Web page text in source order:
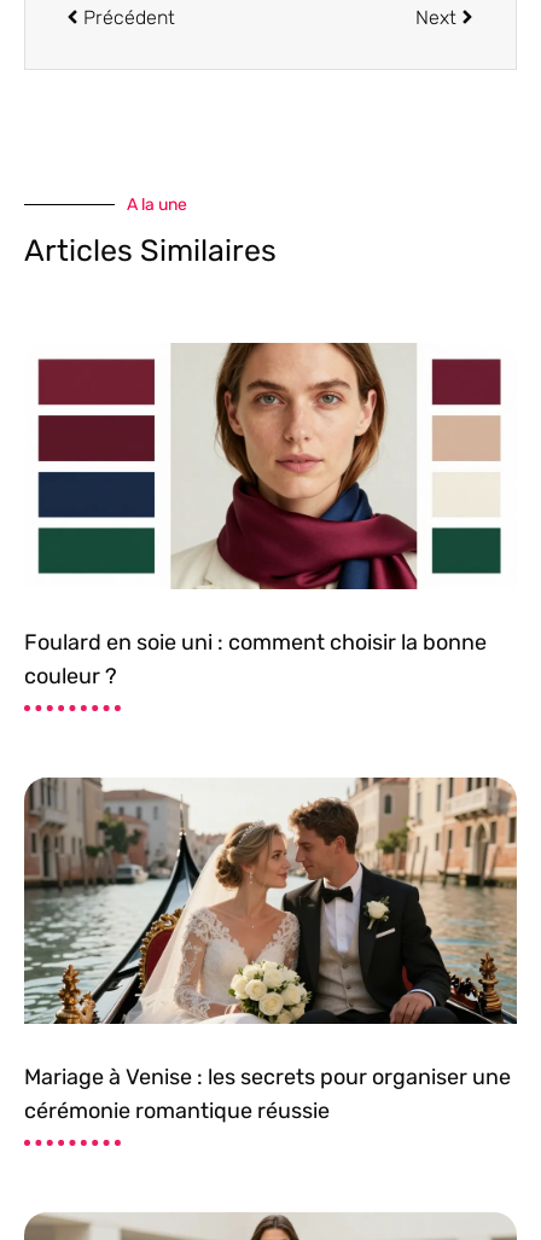
Précédent Next
A la une
Articles Similaires
Foulard en soie uni : comment choisir la bonne
couleur ?
Mariage à Venise : les secrets pour organiser une
cérémonie romantique réussie